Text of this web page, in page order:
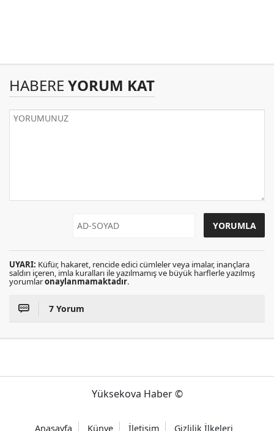
HABERE YORUM KAT
UYARI: Küfür, hakaret, rencide edici cümleler veya imalar, inançlara
saldırı içeren, imla kuralları ile yazılmamış ve büyük harflerle yazılmış
yorumlaronaylanmamaktadır.
7 Yorum
Yüksekova Haber ©
Anasayfa Künye İletişim Gizlilik İlkeleri